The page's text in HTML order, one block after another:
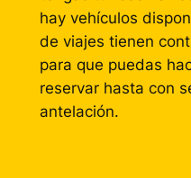
hay vehículos
de viajes tienen
para que puedas
reservar hasta con
antelación.